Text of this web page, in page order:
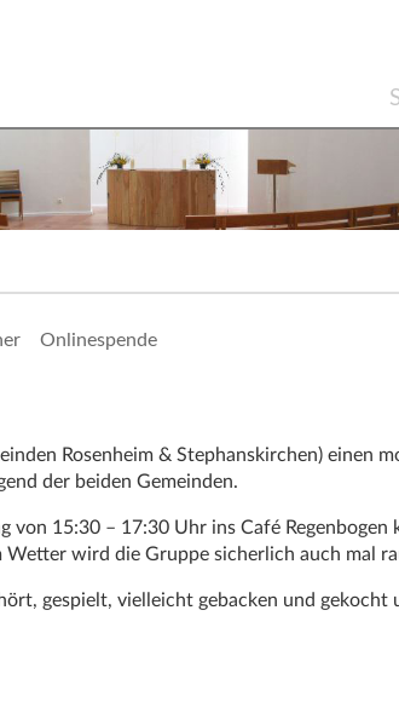
Onlinespende
Rosenheim & Stephanskirchen) einen
der beiden Gemeinden.
15:30 – 17:30 Uhr ins Café Regenbogen
wird die Gruppe sicherlich auch mal
gespielt, vielleicht gebacken und gekocht